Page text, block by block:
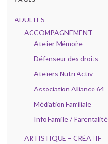
ADULTES
ACCOMPAGNEMENT
Atelier Mémoire
Défenseur des droits
Ateliers Nutri Activ’
Association Alliance 64
Médiation Familiale
Info Famille / Parentalité
ARTISTIQUE – CRÉATIF